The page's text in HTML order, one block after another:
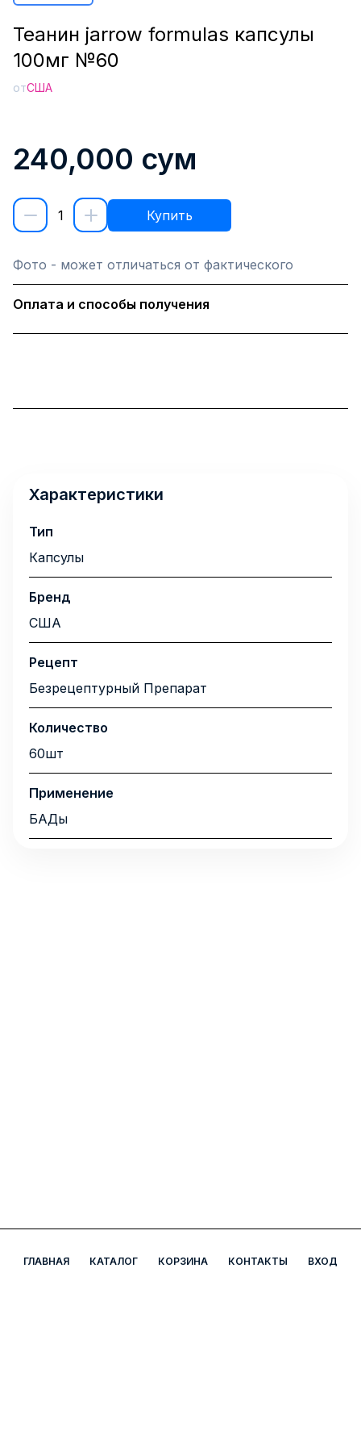
Теанин jarrow formulas капсулы
100мг №60
отСША
240,000 сум
1 Купить
Фото - может отличаться от фактического
Оплата и способы получения
Характеристики
Тип
Капсулы
Бренд
США
Рецепт
Безрецептурный Препарат
Количество
60шт
Применение
БАДы
ГЛАВНАЯ КАТАЛОГ КОРЗИНА КОНТАКТЫ ВХОД